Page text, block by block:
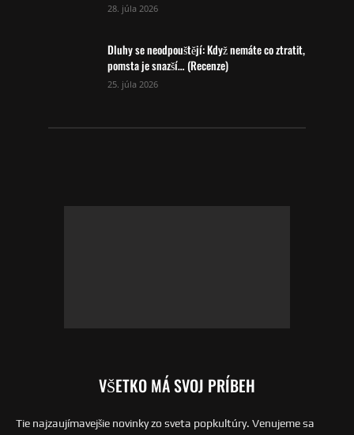
28. júla 2026
Dluhy se neodpouštějí: Když nemáte co ztratit,
pomsta je snazší… (Recenze)
25. júla 2026
VŠETKO MÁ SVOJ PRÍBEH
Tie najzaujímavejšie novinky zo sveta popkultúry. Venujeme sa